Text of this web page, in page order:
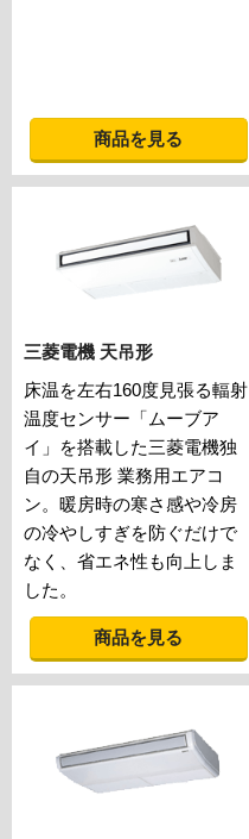
商品を見る
三菱電機 天吊形
床温を左右160度見張る輻射
温度センサー「ムーブア
イ」を搭載した三菱電機独
自の天吊形 業務用エアコ
ン。暖房時の寒さ感や冷房
の冷やしすぎを防ぐだけで
なく、省エネ性も向上しま
した。
商品を見る